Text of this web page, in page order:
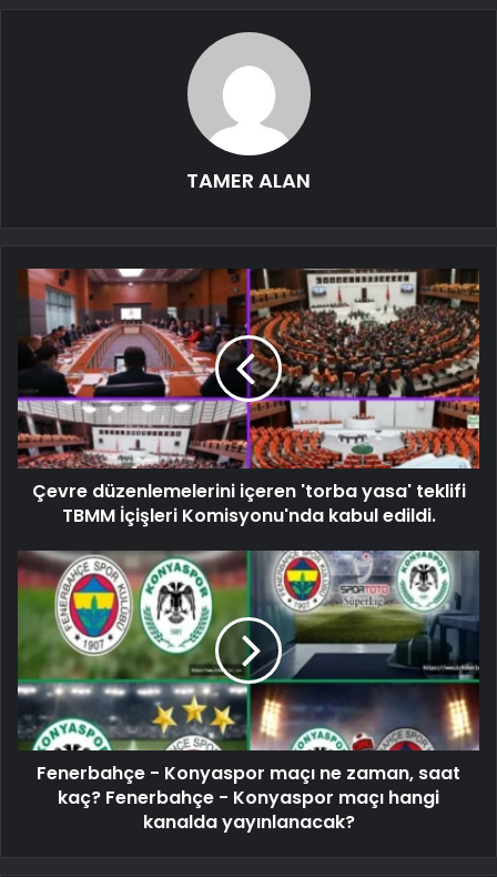
TAMER ALAN
Çevre düzenlemelerini içeren 'torba yasa' teklifi
TBMM İçişleri Komisyonu'nda kabul edildi.
Fenerbahçe - Konyaspor maçı ne zaman, saat
kaç? Fenerbahçe - Konyaspor maçı hangi
kanalda yayınlanacak?